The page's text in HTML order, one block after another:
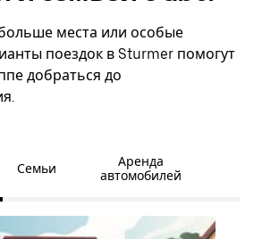
места или особые
поездок в Sturmer помогут
добраться до
Семьи
Аренда
автомобилей